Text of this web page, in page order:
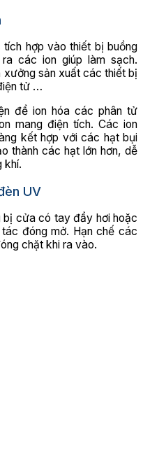
hợp vào thiết bị buồng
các ion giúp làm sạch.
sản xuất các thiết bị
tử …
để ion hóa các phân tử
mang điện tích. Các ion
kết hợp với các hạt bụi
thành các hạt lớn hơn, dễ
khí.
UV
bị cửa có tay đẩy hơi hoặc
đóng mở. Hạn chế các
chặt khi ra vào.